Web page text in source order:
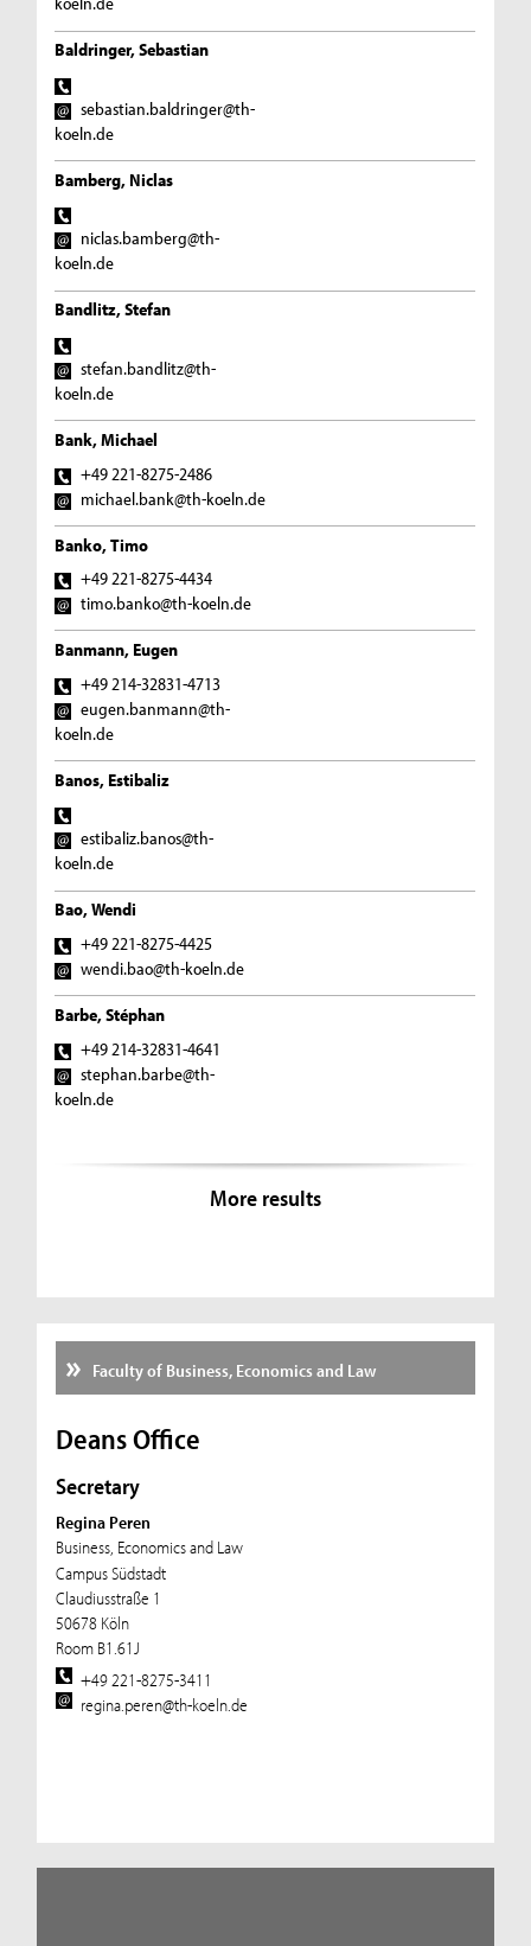
Baldringer, Sebastian
sebastian.baldringer@th-
koeln.de
Bamberg, Niclas
niclas.bamberg@th-
koeln.de
Bandlitz, Stefan
stefan.bandlitz@th-
koeln.de
Bank, Michael
+49 221-8275-2486
michael.bank@th-koeln.de
Banko, Timo
+49 221-8275-4434
timo.banko@th-koeln.de
Banmann, Eugen
+49 214-32831-4713
eugen.banmann@th-
koeln.de
Banos, Estibaliz
estibaliz.banos@th-
koeln.de
Bao, Wendi
+49 221-8275-4425
wendi.bao@th-koeln.de
Barbe, Stéphan
+49 214-32831-4641
stephan.barbe@th-
koeln.de
More results
Faculty of Business, Economics and Law
Deans Office
Secretary
Regina Peren
Business, Economics and Law
Campus Südstadt
Claudiusstraße 1
50678 Köln
Room B1.61J
+49 221-8275-3411
regina.peren@th-koeln.de